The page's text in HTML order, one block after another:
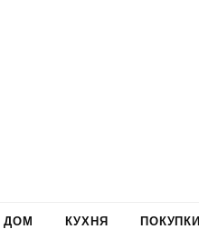
ДОМ КУХНЯ ПОКУПКИ